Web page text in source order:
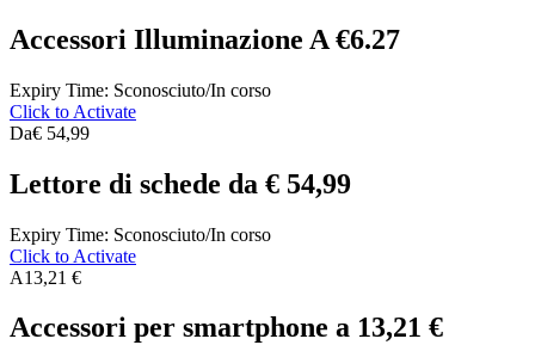
Accessori Illuminazione A €6.27
Expiry Time: Sconosciuto/In corso
Click to Activate
Da€ 54,99
Lettore di schede da € 54,99
Expiry Time: Sconosciuto/In corso
Click to Activate
A13,21 €
Accessori per smartphone a 13,21 €